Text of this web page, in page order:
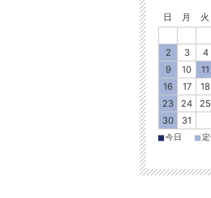
日 月 火
2
3 4
9
10 11
16
17 18
23
24 25
30
31
■今日 ■定